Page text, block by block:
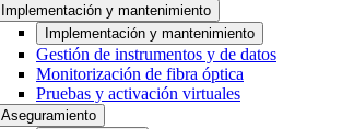
Implementación y mantenimiento
Implementación y mantenimiento
Gestión de instrumentos y de datos
Monitorización de fibra óptica
Pruebas y activación virtuales
Aseguramiento